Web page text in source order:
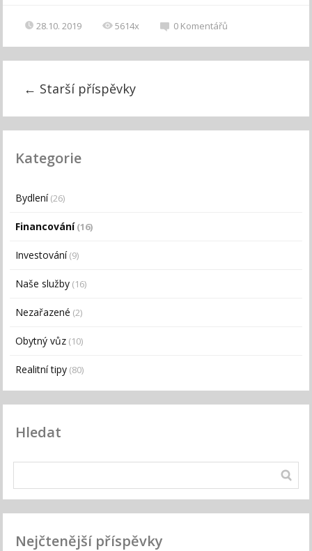
28.10. 2019 5614x 0 Komentářů
← Starší příspěvky
Kategorie
Bydlení(26)
Financování(16)
Investování(9)
Naše služby (16)
Nezařazené (2)
Obytný vůz (10)
Realitní tipy (80)
Hledat
Nejčtenější příspěvky